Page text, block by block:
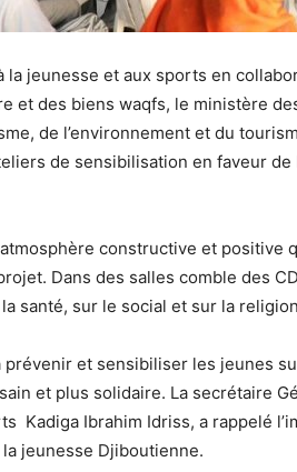
la jeunesse et aux sports en
et des biens waqfs, le ministère
de l’environnement et du
de sensibilisation en faveur de
atmosphère constructive et
Dans des salles comble des
santé, sur le social et sur la
et sensibiliser les jeunes
et plus solidaire. La secrétaire
Kadiga Ibrahim Idriss, a rappelé
la jeunesse Djiboutienne.